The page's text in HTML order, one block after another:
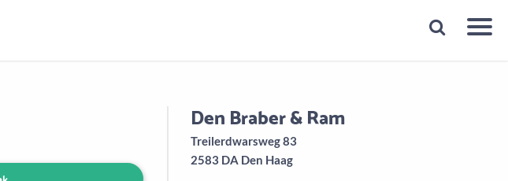
Plan een gratis 1e gesprek binnen 1 minuut
Den Braber & Ram
Treilerdwarsweg 83
2583 DA Den Haag